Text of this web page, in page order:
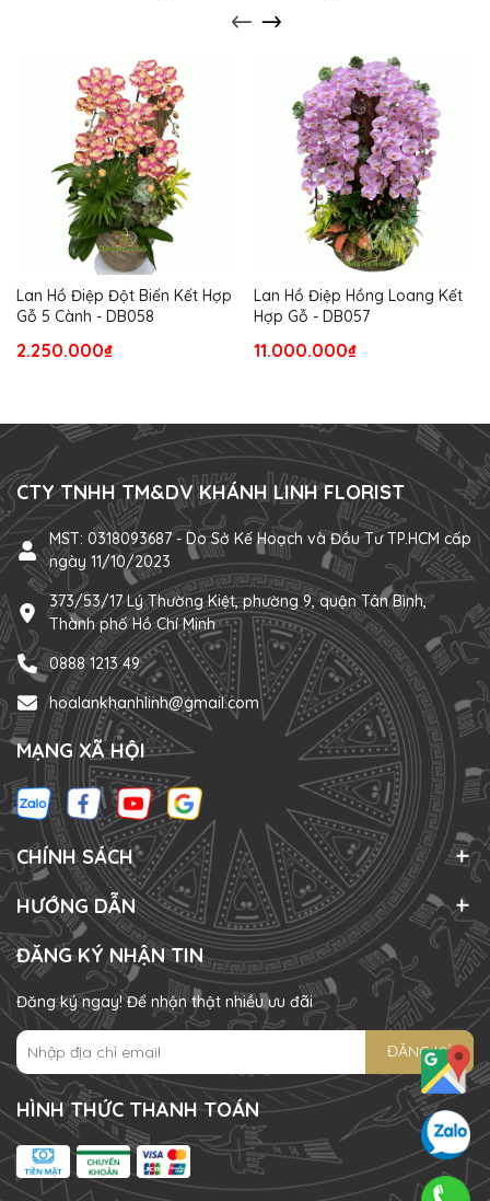
Lan Hồ Điệp Đột Biến Kết Hợp
Gỗ 5 Cành - DB058
2.250.000₫
Lan Hồ Điệp Hồng Loang Kết
Hợp Gỗ - DB057
11.000.000₫
CTY TNHH TM&DV KHÁNH LINH FLORIST
MST: 0318093687 - Do Sở Kế Hoạch và Đầu Tư TP.HCM cấp
ngày 11/10/2023
373/53/17 Lý Thường Kiệt, phường 9, quận Tân Bình,
Thành phố Hồ Chí Minh
0888 1213 49
hoalankhanhlinh@gmail.com
MẠNG XÃ HỘI
CHÍNH SÁCH
HƯỚNG DẪN
ĐĂNG KÝ NHẬN TIN
Đăng ký ngay! Để nhận thật nhiều ưu đãi
ĐĂNG KÝ
HÌNH THỨC THANH TOÁN